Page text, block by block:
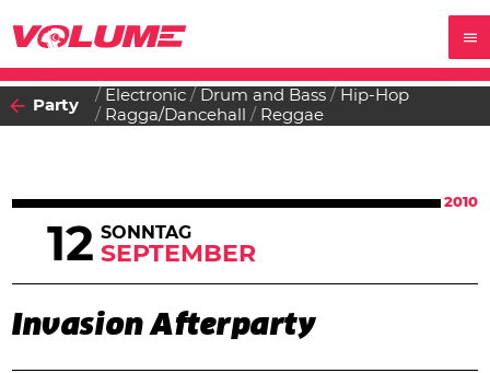
Party
Electronic Drum and Bass
Hip-Hop
Ragga/Dancehall
Reggae
2010
12 SONNTAG
SEPTEMBER
Invasion Afterparty